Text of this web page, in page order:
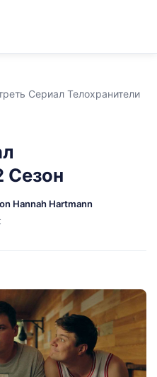
Сериал Телохранители
Сезон
Hannah Hartmann